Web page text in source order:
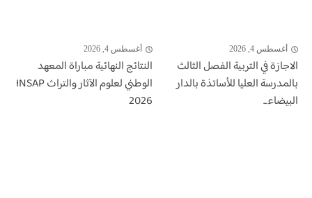
أغسطس 4, 2026
الاجازة في التربية الفصل الثالث
بالمدرسة العليا للأساتذة بالدار
البيضاء...
أغسطس 4, 2026
النتائج النهائية مباراة المعهد
الوطني لعلوم الآثار والتراث INSAP
2026